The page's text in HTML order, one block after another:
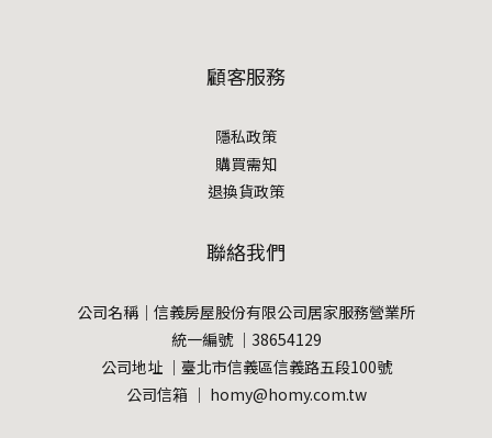
顧客服務
隱私政策
購買需知
退換貨政策
聯絡我們
公司名稱｜信義房屋股份有限公司居家服務營業所
統一編號 ｜38654129
公司地址 ｜臺北市信義區信義路五段100號
公司信箱 ｜ homy@homy.com.tw